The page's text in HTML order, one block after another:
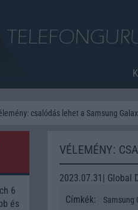
csalódás lehet a Samsung
VÉLEMÉNY:
2023.07.31| Global
Címkék:
Samsung
6
és